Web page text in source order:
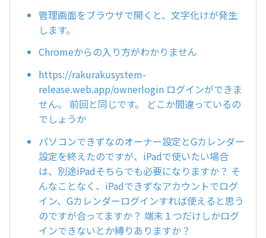
管理画面をブラウザで開くと、文字化けが発生
します。
Chromeからの入り方がわかりません
https://rakurakusystem-
release.web.app/ownerlogin ログインができま
せん。 前回と同じです。 どこか間違っているの
でしょうか
パソコンできずなのオーナー設定とGカレンダー
設定を終えたのですが、iPadで使いたい場合
は、別途iPadそちらでも必要になりますか？ そ
んなことなく、iPadできずなアカウントでログ
イン、Gカレンダーログインすれば使えると思う
のですが合ってますか？ 端末１つだけしかログ
インできないとか縛りありますか？